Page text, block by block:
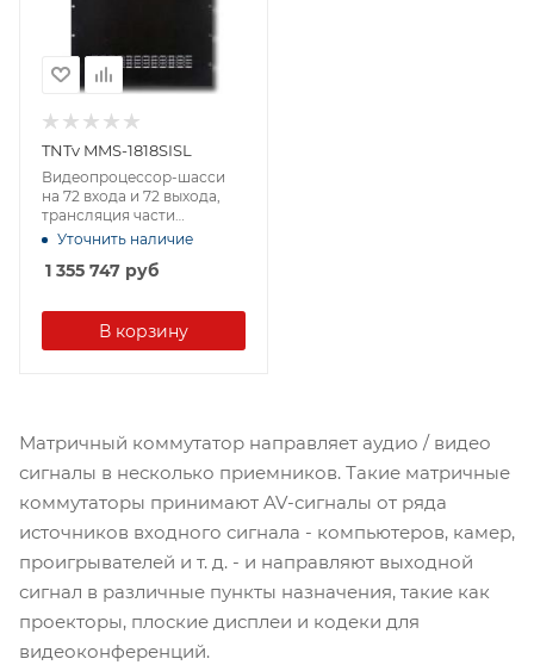
TNTv MMS-1818SISL
Видеопроцессор-шасси
на 72 входа и 72 выхода,
трансляция части
изображения, функция
бесшовное/seamless
источников, шаблоны
трансляции.
Уточнить наличие
1 355 747 руб
В корзину
Матричный коммутатор направляет аудио / видео
сигналы в несколько приемников. Такие матричные
коммутаторы принимают AV-сигналы от ряда
источников входного сигнала - компьютеров, камер,
проигрывателей и т. д. - и направляют выходной
сигнал в различные пункты назначения, такие как
проекторы, плоские дисплеи и кодеки для
видеоконференций.